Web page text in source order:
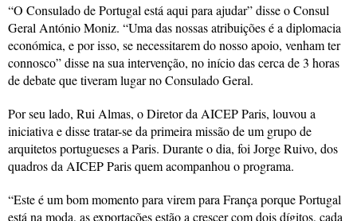
“O Consulado de Portugal está aqui para ajudar” disse o Consul
Geral António Moniz. “Uma das nossas atribuições é a diplomacia
económica, e por isso, se necessitarem do nosso apoio, venham ter
connosco” disse na sua intervenção, no início das cerca de 3 horas
de debate que tiveram lugar no Consulado Geral.
Por seu lado, Rui Almas, o Diretor da AICEP Paris, louvou a
iniciativa e disse tratar-se da primeira missão de um grupo de
arquitetos portugueses a Paris. Durante o dia, foi Jorge Ruivo, dos
quadros da AICEP Paris quem acompanhou o programa.
“Este é um bom momento para virem para França porque Portugal
está na moda, as exportações estão a crescer com dois dígitos, cada